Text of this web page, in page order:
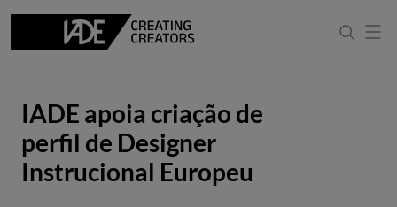
IADE apoia criação de
perfil de Designer
Instrucional Europeu